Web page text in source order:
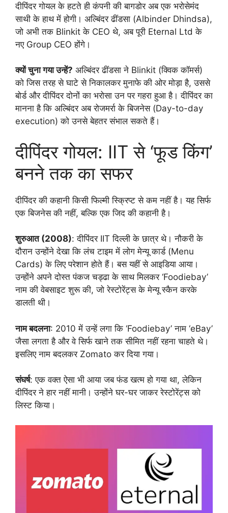
दीपिंदर गोयल के हटते ही कंपनी की बागडोर अब एक भरोसेमंद
साथी के हाथ में होगी। अल्बिंदर ढींडसा (Albinder Dhindsa),
जो अभी तक Blinkit के CEO थे, अब पूरी Eternal Ltd के
नए Group CEO होंगे।
क्यों चुना गया उन्हें? अल्बिंदर ढींडसा ने Blinkit (क्विक कॉमर्स)
को जिस तरह से घाटे से निकालकर मुनाफे की ओर मोड़ा है, उससे
बोर्ड और दीपिंदर दोनों का भरोसा उन पर गहरा हुआ है। दीपिंदर का
मानना है कि अल्बिंदर अब रोजमर्रा के बिजनेस (Day-to-day
execution) को उनसे बेहतर संभाल सकते हैं।
दीपिंदर गोयल: IIT से ‘फूड किंग’
बनने तक का सफर
दीपिंदर की कहानी किसी फिल्मी स्क्रिप्ट से कम नहीं है। यह सिर्फ
एक बिजनेस की नहीं, बल्कि एक जिद की कहानी है।
शुरुआत (2008): दीपिंदर IIT दिल्ली के छात्र थे। नौकरी के
दौरान उन्होंने देखा कि लंच टाइम में लोग मेन्यू कार्ड (Menu
Cards) के लिए परेशान होते हैं। बस यहीं से आइडिया आया।
उन्होंने अपने दोस्त पंकज चड्ढा के साथ मिलकर ‘Foodiebay’
नाम की वेबसाइट शुरू की, जो रेस्टोरेंट्स के मेन्यू स्कैन करके
डालती थी।
नाम बदलना: 2010 में उन्हें लगा कि ‘Foodiebay’ नाम ‘eBay’
जैसा लगता है और वे सिर्फ खाने तक सीमित नहीं रहना चाहते थे।
इसलिए नाम बदलकर Zomato कर दिया गया।
संघर्ष: एक वक्त ऐसा भी आया जब फंड खत्म हो गया था, लेकिन
दीपिंदर ने हार नहीं मानी। उन्होंने घर-घर जाकर रेस्टोरेंट्स को
लिस्ट किया।